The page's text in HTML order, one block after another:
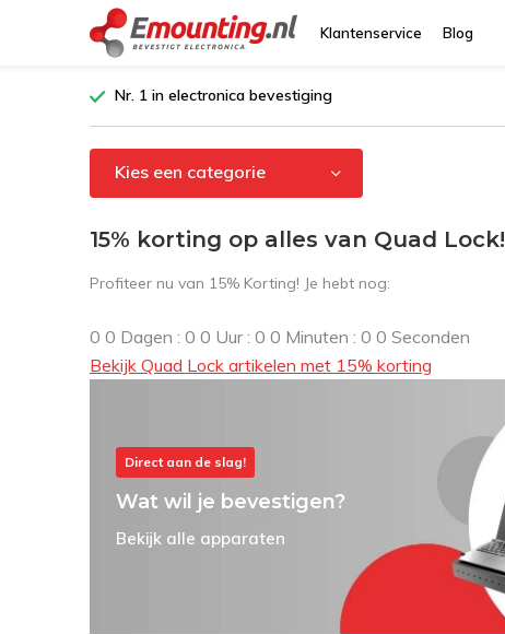
Klantenservice Blog
Nr. 1 in electronica bevestiging
Kies een categorie
15% korting op alles van Quad Lock!
Profiteer nu van 15% Korting! Je hebt nog:
0 0 Dagen : 0 0 Uur : 0 0 Minuten : 0 0 Seconden
Bekijk Quad Lock artikelen met 15% korting
Direct aan de slag!
Wat wil je bevestigen?
Bekijk alle apparaten